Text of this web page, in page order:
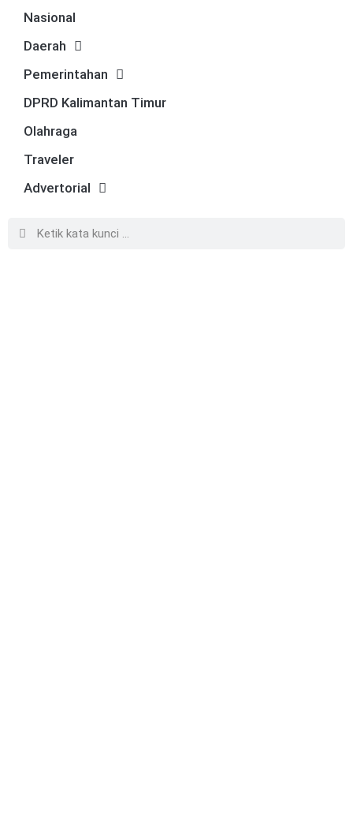
Nasional
Daerah
Pemerintahan
DPRD Kalimantan Timur
Olahraga
Traveler
Advertorial